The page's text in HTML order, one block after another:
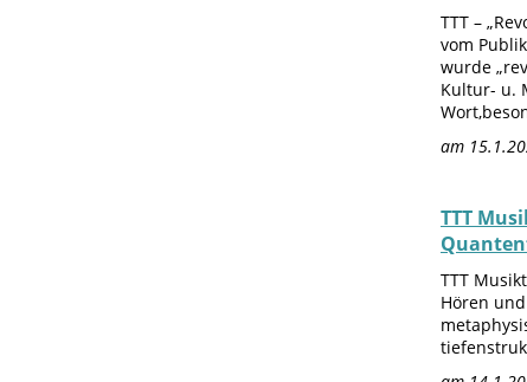
TTT –
vom
wurde
Kultur- u.
am
TTT
TTT
Hören